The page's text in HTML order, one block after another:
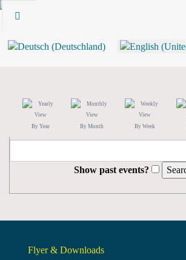
By Year By Month By Week
Show past events?
Flyer & Downloads